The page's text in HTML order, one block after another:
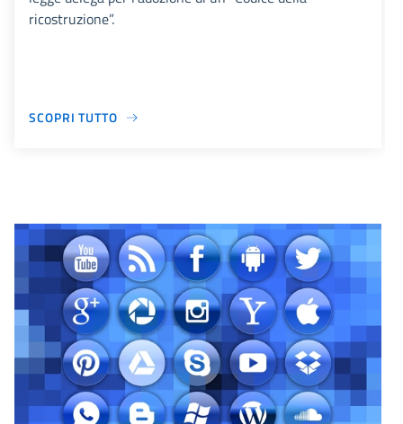
ricostruzione”.
SCOPRI TUTTO